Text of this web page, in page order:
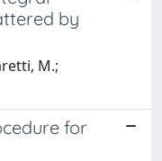
by
M.;
for